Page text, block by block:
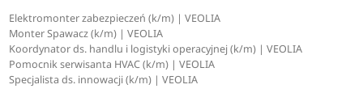
Elektromonter zabezpieczeń (k/m) | VEOLIA
Monter Spawacz (k/m) | VEOLIA
Koordynator ds. handlu i logistyki operacyjnej (k/m) | VEOLIA
Pomocnik serwisanta HVAC (k/m) | VEOLIA
Specjalista ds. innowacji (k/m) | VEOLIA